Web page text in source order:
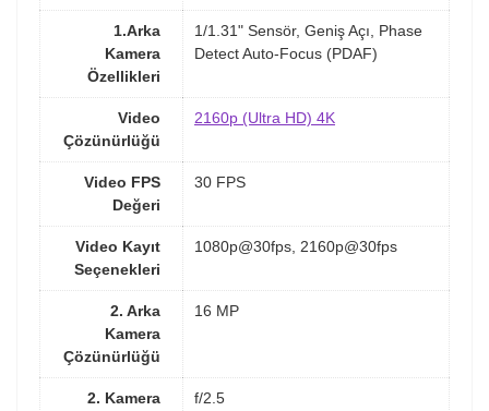
1.Arka
Kamera
Özellikleri
1/1.31" Sensör, Geniş Açı, Phase
Detect Auto-Focus (PDAF)
Video
Çözünürlüğü
2160p (Ultra HD) 4K
Video FPS
Değeri
30 FPS
Video Kayıt
Seçenekleri
1080p@30fps, 2160p@30fps
2. Arka
Kamera
Çözünürlüğü
16 MP
2. Kamera
f/2.5